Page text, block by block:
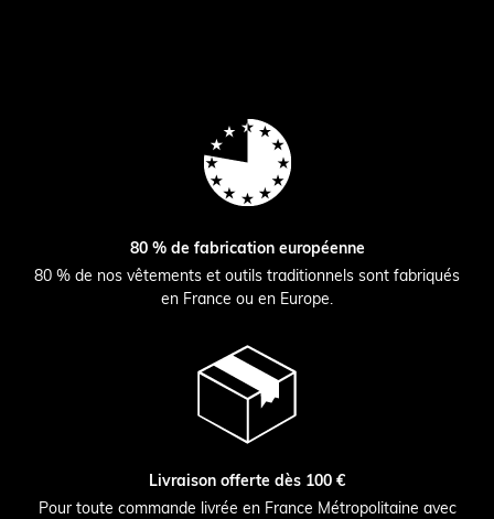
80 % de fabrication européenne
80 % de nos vêtements et outils traditionnels sont fabriqués
en France ou en Europe.
Livraison offerte dès 100 €
Pour toute commande livrée en France Métropolitaine avec